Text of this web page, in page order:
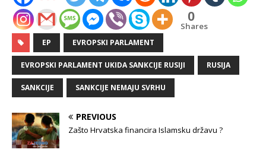
0
Shares
EP EVROPSKI PARLAMENT
EVROPSKI PARLAMENT UKIDA SANKCIJE RUSIJI RUSIJA
SANKCIJE SANKCIJE NEMAJU SVRHU
PREVIOUS
Zašto Hrvatska financira Islamsku državu ?